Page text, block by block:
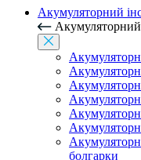
Акумуляторний
болгарки